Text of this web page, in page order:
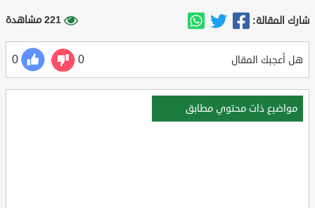
شارك المقالة: 221 مشاهدة
هل أعجبك المقال 0
0
مواضيع ذات محتوي مطابق